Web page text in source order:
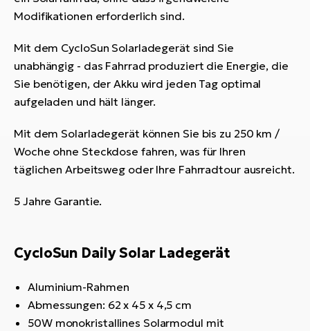
Modifikationen erforderlich sind.
Mit dem CycloSun Solarladegerät sind Sie
unabhängig - das Fahrrad produziert die Energie, die
Sie benötigen, der Akku wird jeden Tag optimal
aufgeladen und hält länger.
Mit dem Solarladegerät können Sie bis zu 250 km /
Woche ohne Steckdose fahren, was für Ihren
täglichen Arbeitsweg oder Ihre Fahrradtour ausreicht.
5 Jahre Garantie.
CycloSun Daily Solar Ladegerät
Aluminium-Rahmen
Abmessungen: 62 x 45 x 4,5 cm
50W monokristallines Solarmodul mit